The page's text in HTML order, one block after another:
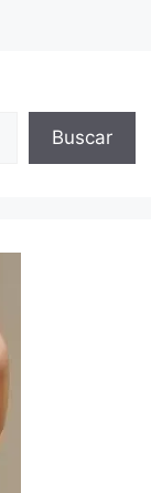
Buscar